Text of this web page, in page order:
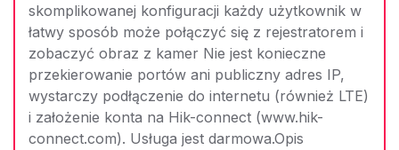
skomplikowanej konfiguracji każdy użytkownik w
łatwy sposób może połączyć się z rejestratorem i
zobaczyć obraz z kamer Nie jest konieczne
przekierowanie portów ani publiczny adres IP,
wystarczy podłączenie do internetu (również LTE)
i założenie konta na Hik-connect (www.hik-
connect.com). Usługa jest darmowa.Opis